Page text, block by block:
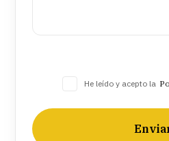
He leído y acepto la